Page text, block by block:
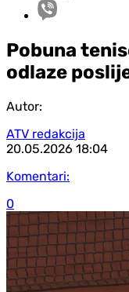
Pobuna
odlaze
Autor:
ATV redakcija
20.05.2026 18:04
Komentari:
0